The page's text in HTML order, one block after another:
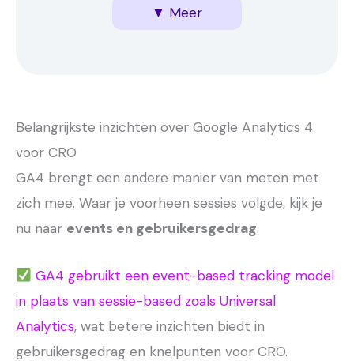
conversies meten▼ Meer
Belangrijkste inzichten over Google Analytics 4
voor CRO
GA4 brengt een andere manier van meten met
zich mee. Waar je voorheen sessies volgde, kijk je
nu naar events en gebruikersgedrag.
GA4 gebruikt een event-based tracking model
in plaats van sessie-based zoals Universal
Analytics, wat betere inzichten biedt in
gebruikersgedrag en knelpunten voor CRO.